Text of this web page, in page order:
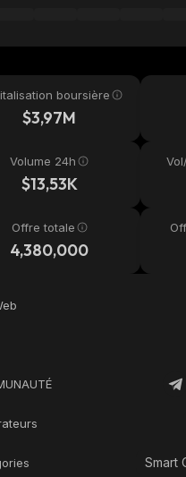
boursière
$3,97M
Volume 24h
$13,53K
Offre totale
4,380,000